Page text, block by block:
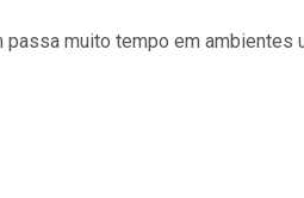
muito tempo em ambientes